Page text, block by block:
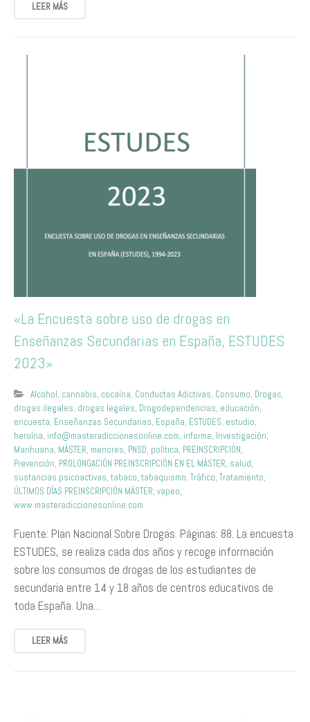
LEER MÁS
«La Encuesta sobre uso de drogas en
Enseñanzas Secundarias en España, ESTUDES
2023»
Alcohol, cannabis, cocaína, Conductas Adictivas, Consumo, Drogas,
drogas ilegales, drogas legales, Drogodependencias, educación,
encuesta, Enseñanzas Secundarias, España, ESTUDES, estudio,
heroína, info@masteradiccionesonline.com, informe, Investigación,
Marihuana, MÁSTER, menores, PNSD, política, PREINSCRIPCIÓN,
Prevención, PROLONGACIÓN PREINSCRIPCIÓN EN EL MÁSTER, salud,
sustancias psicoactivas, tabaco, tabaquismo, Tráfico, Tratamiento,
ÚLTIMOS DÍAS PREINSCRIPCIÓN MÁSTER, vapeo,
www.masteradiccionesonline.com
Fuente: Plan Nacional Sobre Drogas. Páginas: 88. La encuesta
ESTUDES, se realiza cada dos años y recoge información
sobre los consumos de drogas de los estudiantes de
secundaria entre 14 y 18 años de centros educativos de
toda España. Una…
LEER MÁS